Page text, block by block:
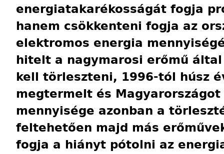
energiatakarékosságát fogja
hanem csökkenteni fogja az
elektromos energia
hitelt a nagymarosi erőmű
kell törleszteni, 1996-tól húsz
megtermelt és
mennyisége azonban a
feltehetően majd más
fogja a hiányt pótolni az